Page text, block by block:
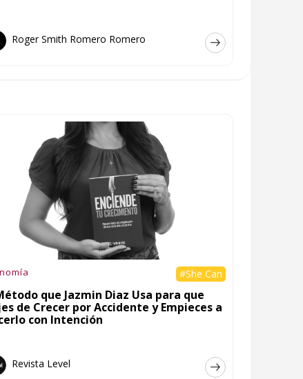
Roger Smith Romero Romero
#She Can
que Jazmin Diaz Usa para que
de Crecer por Accidente y Empieces a
con Intención
Revista Level